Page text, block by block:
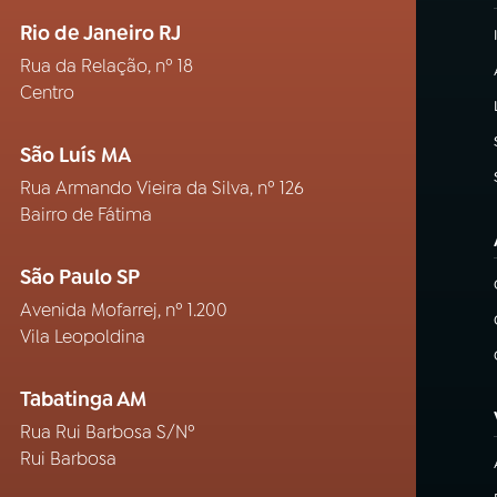
Rio de Janeiro RJ
Rua da Relação, nº 18
Centro
São Luís MA
Rua Armando Vieira da Silva, nº 126
Bairro de Fátima
São Paulo SP
Avenida Mofarrej, nº 1.200
Vila Leopoldina
Tabatinga AM
Rua Rui Barbosa S/Nº
Rui Barbosa